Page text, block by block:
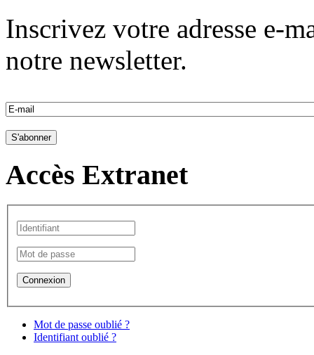
Inscrivez votre adresse e-
notre newsletter.
Accès Extranet
Mot de passe oublié ?
Identifiant oublié ?